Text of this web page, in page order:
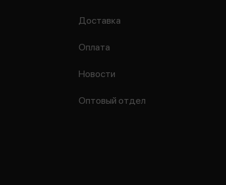
Доставка
Оплата
Новости
Оптовый отдел